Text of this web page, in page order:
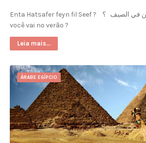
Enta Hatsafer feyn fil Seef ? انت هتسافر فين في الصيف ؟ Onde
você vai no verão ?
Leia mais...
ÁRABE EGÍPCIO